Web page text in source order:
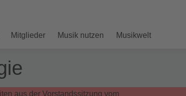
Mitglieder Musik nutzen Musikwelt